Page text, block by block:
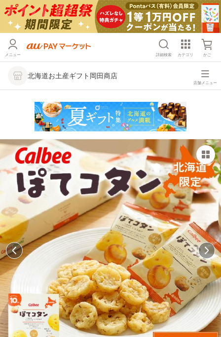
メニュー 詳細検索 カテゴリ かご
北海道お土産ギフト岡田商店
店舗メニュー